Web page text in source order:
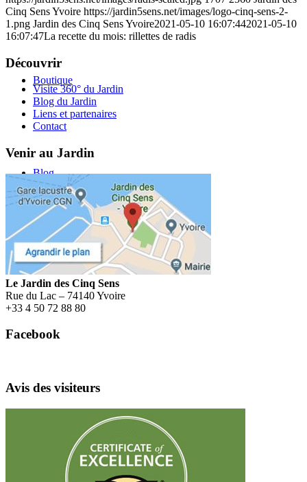
Boutique
Blog
Menu
Cinq Sens Yvoire https://jardin5sens.net/images/logo-cinq-sens-2-
1.png Jardin des Cinq Sens Yvoire2021-05-10 16:07:442021-05-10
16:07:47La recette du mois: rillettes de radis
Découvrir
Visite 360° du Jardin
Blog du Jardin
Liens et partenaires
Contact
Venir au Jardin
Le Jardin des Cinq Sens
Rue du Lac – 74140 Yvoire
+33 4 50 72 88 80
Facebook
Avis des visiteurs